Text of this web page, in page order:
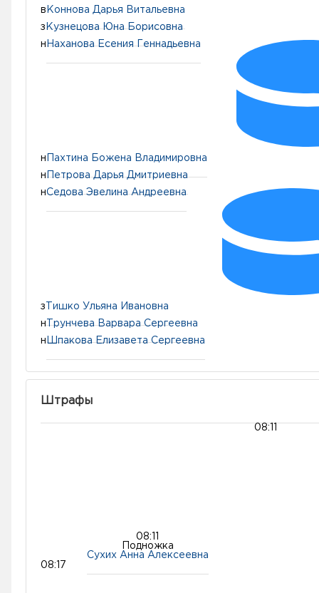
в Коннова Дарья Витальевна
зКузнецова Юна Борисовна
нНаханова Есения Геннадьевна
н Пахтина Божена Владимировна
нПетрова Дарья Дмитриевна
нСедова Эвелина Андреевна
з Тишко Ульяна Ивановна
нТрунчева Варвара Сергеевна
нШпакова Елизавета Сергеевна
Штрафы
08:11
Подножка
Сухих Анна Алексеевна
08:11
08:17